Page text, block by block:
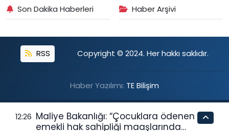
Son Dakika Haberleri Haber Arşivi
RSS Copyright © 2024. Her hakkı saklıdır.
Haber Yazılımı: TE Bilişim
12:26 Maliye Bakanlığı: “Çocuklara ödenen
emekli hak sahipliği maaşlarında